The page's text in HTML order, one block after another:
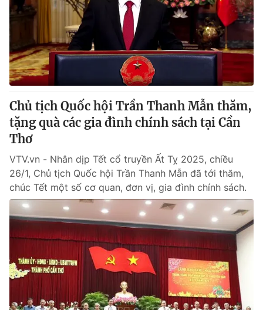
Chủ tịch Quốc hội Trần Thanh Mẫn thăm,
tặng quà các gia đình chính sách tại Cần
Thơ
VTV.vn - Nhân dịp Tết cổ truyền Ất Tỵ 2025, chiều
26/1, Chủ tịch Quốc hội Trần Thanh Mẫn đã tới thăm,
chúc Tết một số cơ quan, đơn vị, gia đình chính sách.